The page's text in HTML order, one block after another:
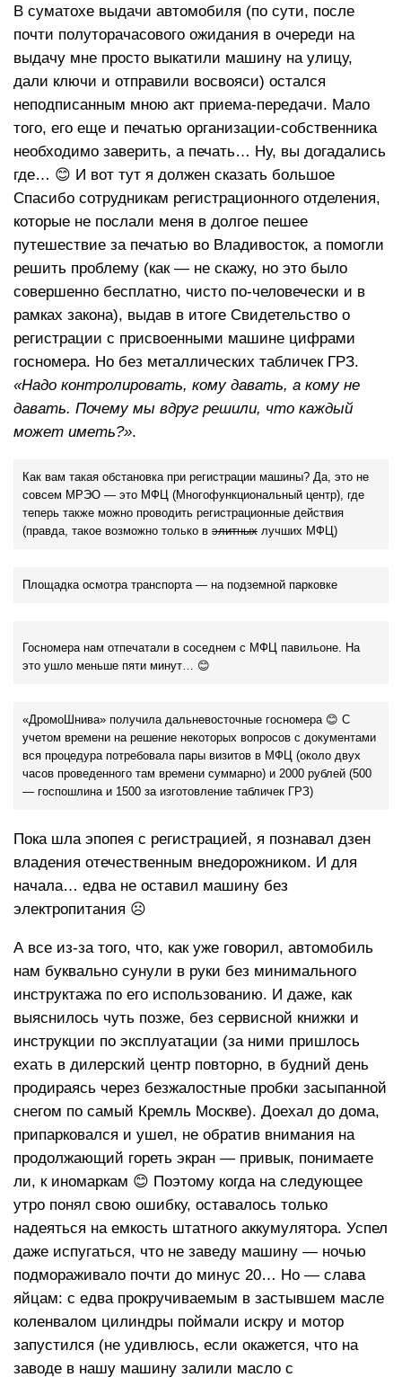
В суматохе выдачи автомобиля (по сути, после
почти полуторачасового ожидания в очереди на
выдачу мне просто выкатили машину на улицу,
дали ключи и отправили восвояси) остался
неподписанным мною акт приема-передачи. Мало
того, его еще и печатью организации-собственника
необходимо заверить, а печать… Ну, вы догадались
где… 😊 И вот тут я должен сказать большое
Спасибо сотрудникам регистрационного отделения,
которые не послали меня в долгое пешее
путешествие за печатью во Владивосток, а помогли
решить проблему (как — не скажу, но это было
совершенно бесплатно, чисто по-человечески и в
рамках закона), выдав в итоге Свидетельство о
регистрации с присвоенными машине цифрами
госномера. Но без металлических табличек ГРЗ.
«Надо контролировать, кому давать, а кому не
давать. Почему мы вдруг решили, что каждый
может иметь?».
Как вам такая обстановка при регистрации машины? Да, это не
совсем МРЭО — это МФЦ (Многофункциональный центр), где
теперь также можно проводить регистрационные действия
(правда, такое возможно только в элитных лучших МФЦ)
Площадка осмотра транспорта — на подземной парковке
Госномера нам отпечатали в соседнем с МФЦ павильоне. На
это ушло меньше пяти минут… 😊
«ДромоШнива» получила дальневосточные госномера 😊 С
учетом времени на решение некоторых вопросов с документами
вся процедура потребовала пары визитов в МФЦ (около двух
часов проведенного там времени суммарно) и 2000 рублей (500
— госпошлина и 1500 за изготовление табличек ГРЗ)
Пока шла эпопея с регистрацией, я познавал дзен
владения отечественным внедорожником. И для
начала… едва не оставил машину без
электропитания ☹
А все из-за того, что, как уже говорил, автомобиль
нам буквально сунули в руки без минимального
инструктажа по его использованию. И даже, как
выяснилось чуть позже, без сервисной книжки и
инструкции по эксплуатации (за ними пришлось
ехать в дилерский центр повторно, в будний день
продираясь через безжалостные пробки засыпанной
снегом по самый Кремль Москве). Доехал до дома,
припарковался и ушел, не обратив внимания на
продолжающий гореть экран — привык, понимаете
ли, к иномаркам 😊 Поэтому когда на следующее
утро понял свою ошибку, оставалось только
надеяться на емкость штатного аккумулятора. Успел
даже испугаться, что не заведу машину — ночью
подмораживало почти до минус 20… Но — слава
яйцам: с едва прокручиваемым в застывшем масле
коленвалом цилиндры поймали искру и мотор
запустился (не удивлюсь, если окажется, что на
заводе в нашу машину залили масло с